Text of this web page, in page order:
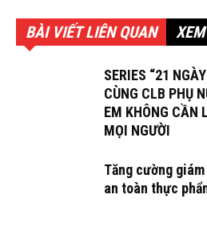
BÀI VIẾT LIÊN QUAN
SERIES “21
CÙNG CLB PHỤ
EM KHÔNG CẦN
MỌI NGƯỜI
Tăng cường
an toàn thực